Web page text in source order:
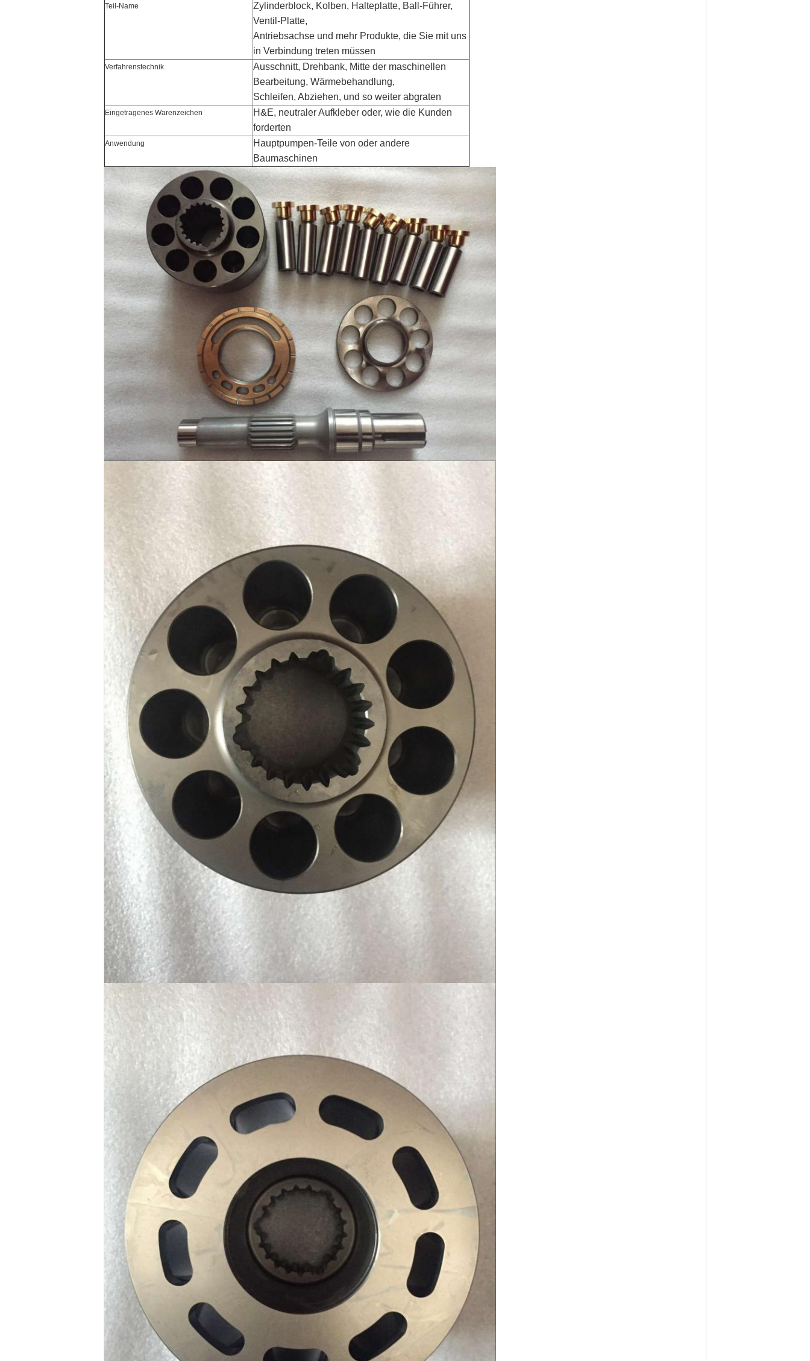
Teil-Name
Zylinderblock, Kolben, Halteplatte, Ball-Führer,
Ventil-Platte,
Antriebsachse und mehr Produkte, die Sie mit uns
in Verbindung treten müssen
Verfahrenstechnik
Ausschnitt, Drehbank, Mitte der maschinellen
Bearbeitung, Wärmebehandlung,
Schleifen, Abziehen, und so weiter abgraten
Eingetragenes Warenzeichen
H&E, neutraler Aufkleber oder, wie die Kunden
forderten
Anwendung
Hauptpumpen-Teile von oder andere
Baumaschinen